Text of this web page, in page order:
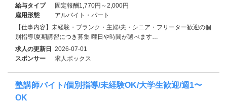
給与タイプ
固定報酬1,770円～2,000円
雇用形態
アルバイト・パート
【仕事内容】未経験・ブランク・主婦/夫・シニア・フリーター歓迎の個
別指導!夏期講習につき募集 曜日や時間が選べます…
求人の更新日 2026-07-01
スポンサー
求人ボックス
塾講師バイト/個別指導/未経験OK/大学生歓迎/週1〜
OK